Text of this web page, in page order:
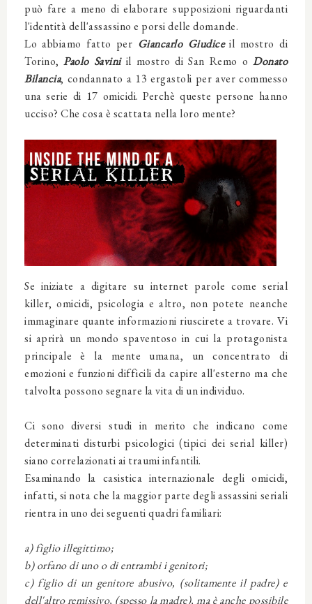
può fare a meno di elaborare supposizioni riguardanti
l'identità dell'assassino e porsi delle domande.
Lo abbiamo fatto per Giancarlo Giudiceil mostro di
Torino,Paolo Savini il mostro di San Remo oDonato
Bilancia, condannato a 13 ergastoli per aver commesso
una serie di 17 omicidi. Perchè queste persone hanno
ucciso? Che cosa è scattata nella loro mente?
Se iniziate a digitare su internet parole come serial
killer, omicidi, psicologia e altro, non potete neanche
immaginare quante informazioni riuscirete a trovare. Vi
si aprirà un mondo spaventoso in cui la protagonista
principale è la mente umana, un concentrato di
emozioni e funzioni difficili da capire all'esterno ma che
talvolta possono segnare la vita di un individuo.
Ci sono diversi studi in merito che indicano come
determinati disturbi psicologici (tipici dei serial killer)
siano correlazionati ai traumi infantili.
Esaminando la casistica internazionale degli omicidi,
infatti, si nota che la maggior parte degli assassini seriali
rientra in uno dei seguenti quadri familiari:
a) figlio illegittimo;
b) orfano di uno o di entrambi i genitori;
c) figlio di un genitore abusivo, (solitamente il padre) e
dell'altro remissivo, (spesso la madre), ma è anche possibile